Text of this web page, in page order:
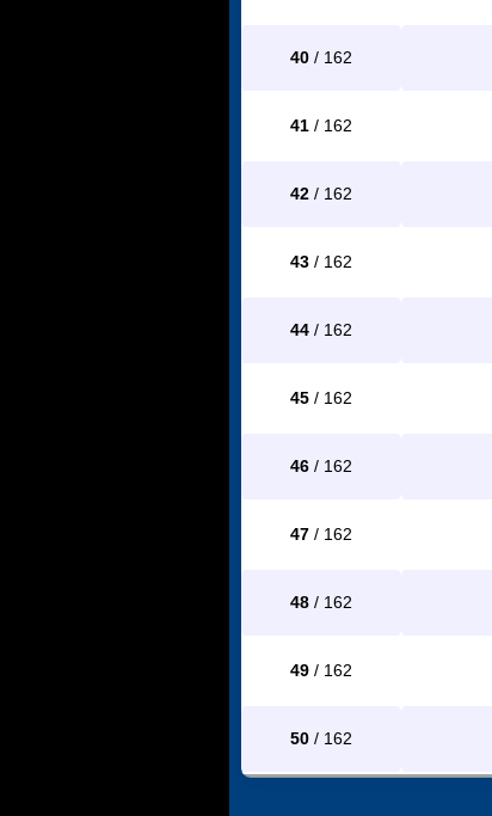
40 / 162
41 / 162
42 / 162
43 / 162
44 / 162
45 / 162
46 / 162
47 / 162
48 / 162
49 / 162
50 / 162